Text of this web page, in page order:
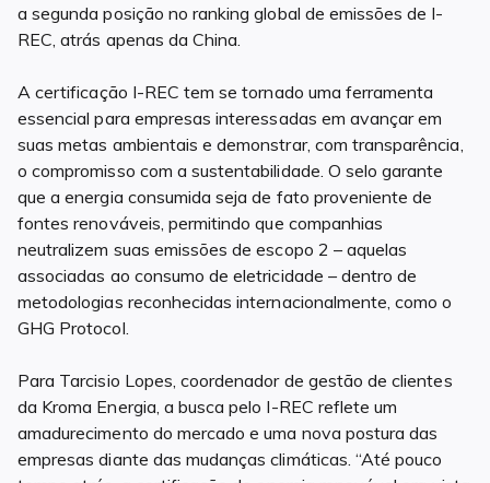
a segunda posição no ranking global de emissões de I-
REC, atrás apenas da China.
A certificação I-REC tem se tornado uma ferramenta
essencial para empresas interessadas em avançar em
suas metas ambientais e demonstrar, com transparência,
o compromisso com a sustentabilidade. O selo garante
que a energia consumida seja de fato proveniente de
fontes renováveis, permitindo que companhias
neutralizem suas emissões de escopo 2 – aquelas
associadas ao consumo de eletricidade – dentro de
metodologias reconhecidas internacionalmente, como o
GHG Protocol.
Para Tarcisio Lopes, coordenador de gestão de clientes
da Kroma Energia, a busca pelo I-REC reflete um
amadurecimento do mercado e uma nova postura das
empresas diante das mudanças climáticas. “Até pouco